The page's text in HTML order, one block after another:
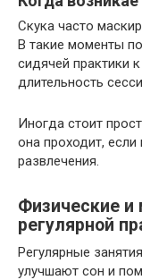
Скука часто
В такие моменты
сидячей практики
длительность
Иногда стоит
она проходит,
развлечения.
Физические
регулярной
Регулярные
улучшают сон и